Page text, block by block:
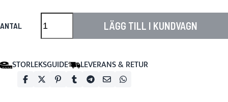
ANTAL LÄGG TILL I KUNDVAGN
STORLEKSGUIDE LEVERANS & RETUR